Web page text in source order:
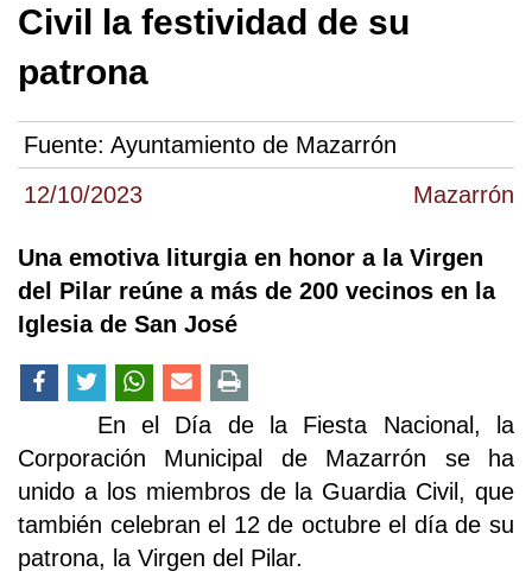
12/10/2023 Mazarrón
Civil la festividad de su
patrona
Fuente: Ayuntamiento de Mazarrón
Una emotiva liturgia en honor a la Virgen
del Pilar reúne a más de 200 vecinos en la
Iglesia de San José
En el Día de la Fiesta Nacional, la
Corporación Municipal de Mazarrón se ha
unido a los miembros de la Guardia Civil, que
también celebran el 12 de octubre el día de su
patrona, la Virgen del Pilar.